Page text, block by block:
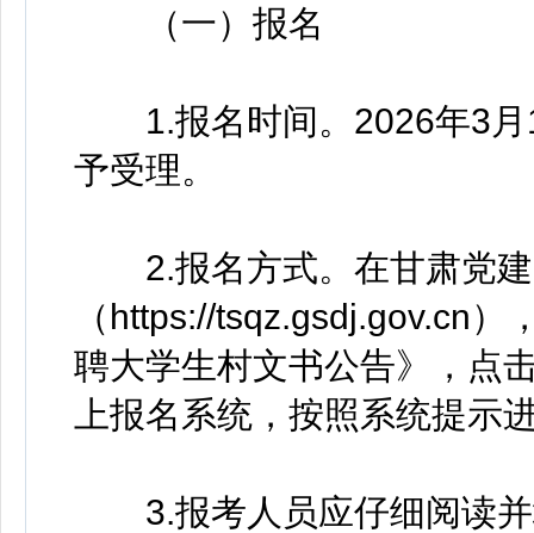
（一）报名
1.报名时间。2026年3月
予受理。
2.报名方式。在甘肃党建
（https://tsqz.gsdj.gov.cn
聘大学生村文书公告》，点
上报名系统，按照系统提示
3.报考人员应仔细阅读并